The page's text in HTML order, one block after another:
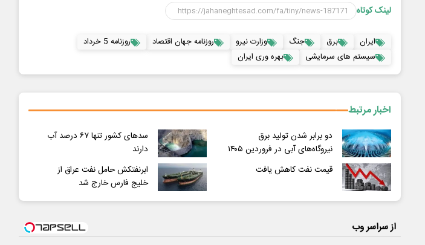
لینک کوتاه
ایران برق جنگ وزارت نیرو روزنامه جهان اقتصاد
روزنامه 5 خرداد
سیستم های سرمایشی
بهره وری ایران
اخبار مرتبط
دو برابر شدن تولید برق
نیروگاه‌های آبی در فروردین ۱۴۰۵
سدهای کشور تنها ۶۷ درصد آب
دارند
قیمت نفت کاهش یافت
ابرنفتکش حامل نفت عراق از
خلیج فارس خارج شد
از سراسر وب